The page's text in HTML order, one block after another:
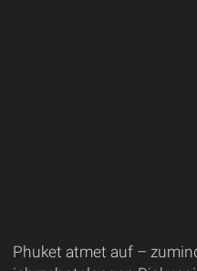
Phuket atmet auf –